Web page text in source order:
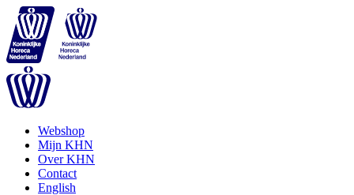
Webshop
Mijn KHN
Over KHN
Contact
English